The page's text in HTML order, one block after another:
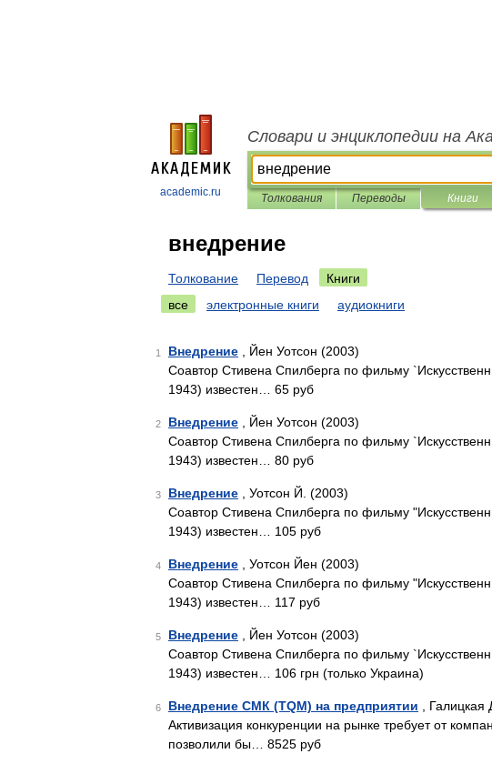
academic.ru
Словари и энциклопедии на
Толкования Переводы Книги
внедрение
Толкование Перевод
Книги
все
электронные книги аудиокниги
1 Внедрение , Йен Уотсон (2003)
Соавтор Стивена Спилберга по фильму
1943) известен… 65 руб
2 Внедрение , Йен Уотсон (2003)
Соавтор Стивена Спилберга по фильму
1943) известен… 80 руб
3 Внедрение , Уотсон Й. (2003)
Соавтор Стивена Спилберга по фильму
1943) известен… 105 руб
4 Внедрение , Уотсон Йен (2003)
Соавтор Стивена Спилберга по фильму
1943) известен… 117 руб
5 Внедрение , Йен Уотсон (2003)
Соавтор Стивена Спилберга по фильму
1943) известен… 106 грн (только Украина)
6 Внедрение СМК (TQM) на предприятии , Галицкая
Активизация конкуренции на рынке требует от
позволили бы… 8525 руб